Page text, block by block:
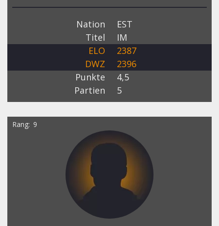
Nation
EST
Titel
IM
ELO
2387
DWZ
2396
Punkte
4,5
Partien
5
Rang 9